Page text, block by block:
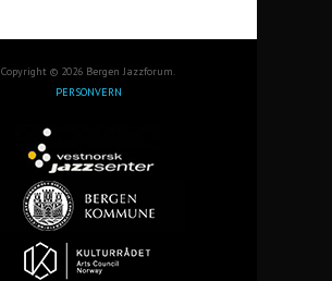
Copyright © 2026 Bergen Jazzforum.
PERSONVERN